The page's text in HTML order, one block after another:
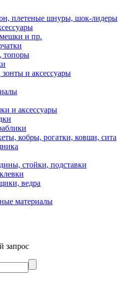
плетеные шнуры, шок-лидеры
и пр.
топоры
и аксессуары
и аксессуары
кобры, рогатки, ковши, сита
стойки, подставки
ведра
материалы
запрос